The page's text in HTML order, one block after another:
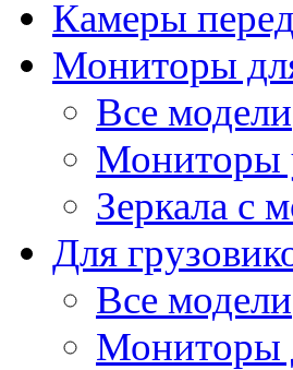
Камеры
Мониторы
Все модели
Мониторы
Зеркала с
Для
Все модели
Мониторы